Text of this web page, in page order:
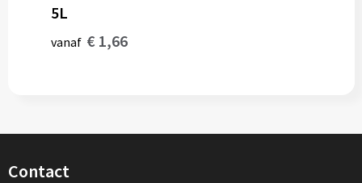
5L
vanaf € 1,66
Contact